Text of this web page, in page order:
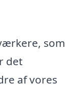
som
det
af vores